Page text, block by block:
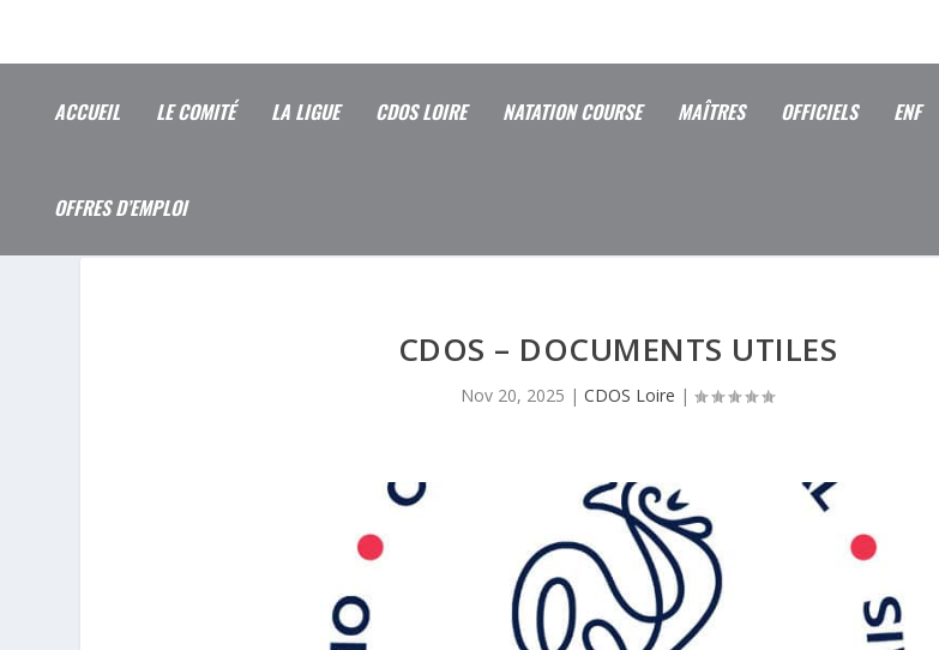
ACCUEIL LE COMITÉ LA LIGUE CDOS LOIRE NATATION COURSE MAÎTRES OFFICIELS ENF
OFFRES D’EMPLOI
CDOS – DOCUMENTS UTILES
Nov 20, 2025 |CDOS Loire |